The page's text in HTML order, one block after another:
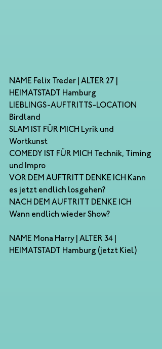
NAME Felix Treder | ALTER 27 |
HEIMATSTADT Hamburg
LIEBLINGS-AUFTRITTS-LOCATION
Birdland
SLAM IST FÜR MICH Lyrik und
Wortkunst
COMEDY IST FÜR MICH Technik, Timing
und Impro
VOR DEM AUFTRITT DENKE ICH Kann
es jetzt endlich losgehen?
NACH DEM AUFTRITT DENKE ICH
Wann endlich wieder Show?
NAME Mona Harry | ALTER 34 |
HEIMATSTADT Hamburg (jetzt Kiel)